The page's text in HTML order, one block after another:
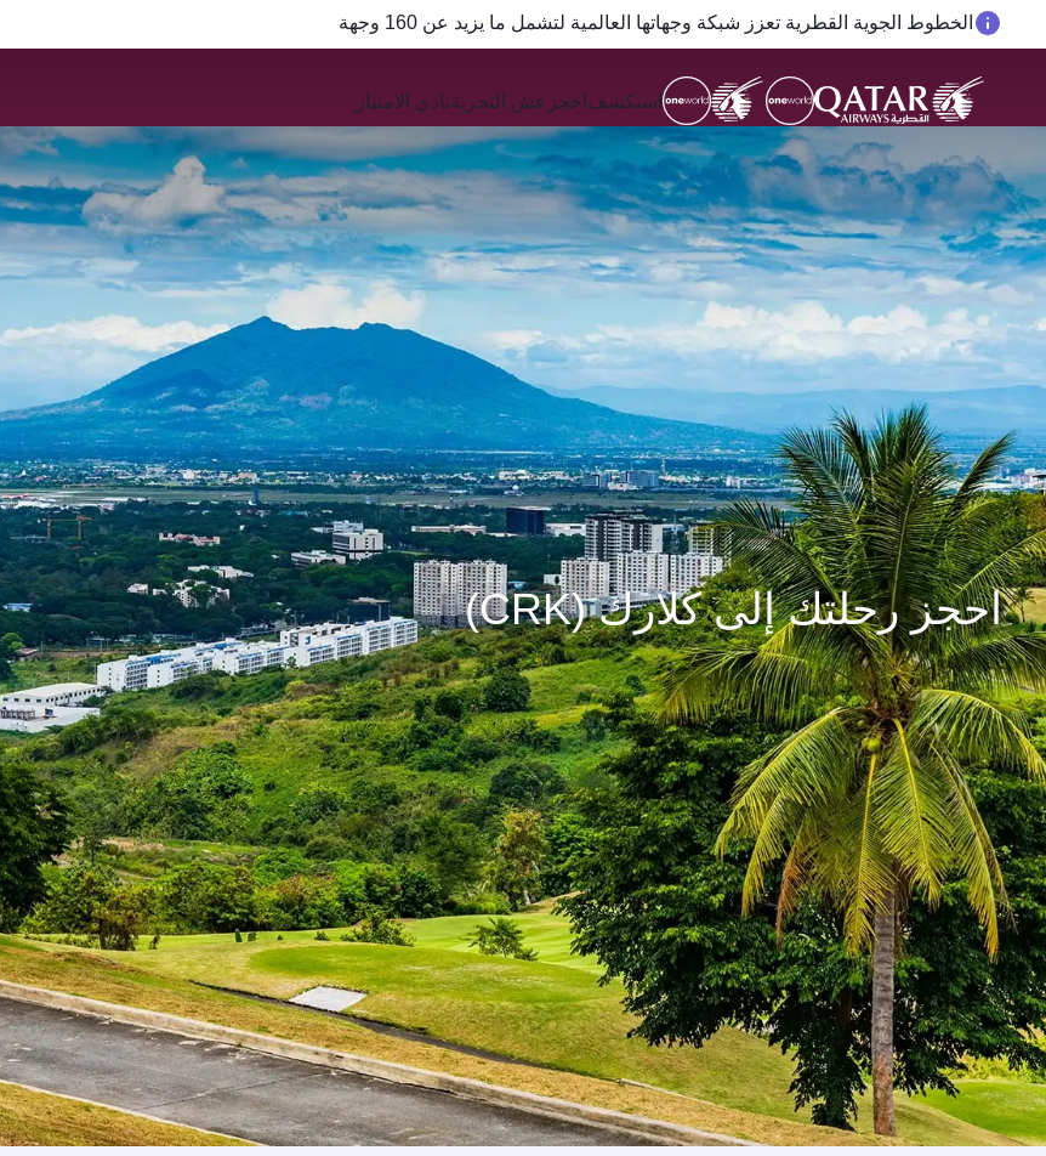
المسافرون بين الدوحة وأوكلاند على متن الرحلات الجوية رقم QR914 ورقم QR915
استكشف احجز عش التجربةنادي الامتياز
احجز رحلتك إلى كلارك (CRK)